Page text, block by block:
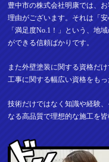
豊中市の株式会社明康では、
理由がございます。それは「
「満足度No.1！」という、地
ができる信頼ばかりです。
また外壁塗装に関する資格だ
工事に関する幅広い資格をもっ
技術だけではなく知識や経験
なる高品質で理想的な施工を皆